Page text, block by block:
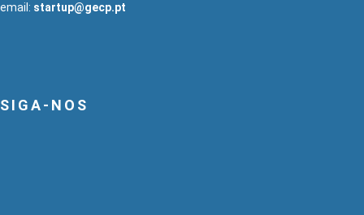
email: startup@gecp.pt
SIGA-NOS